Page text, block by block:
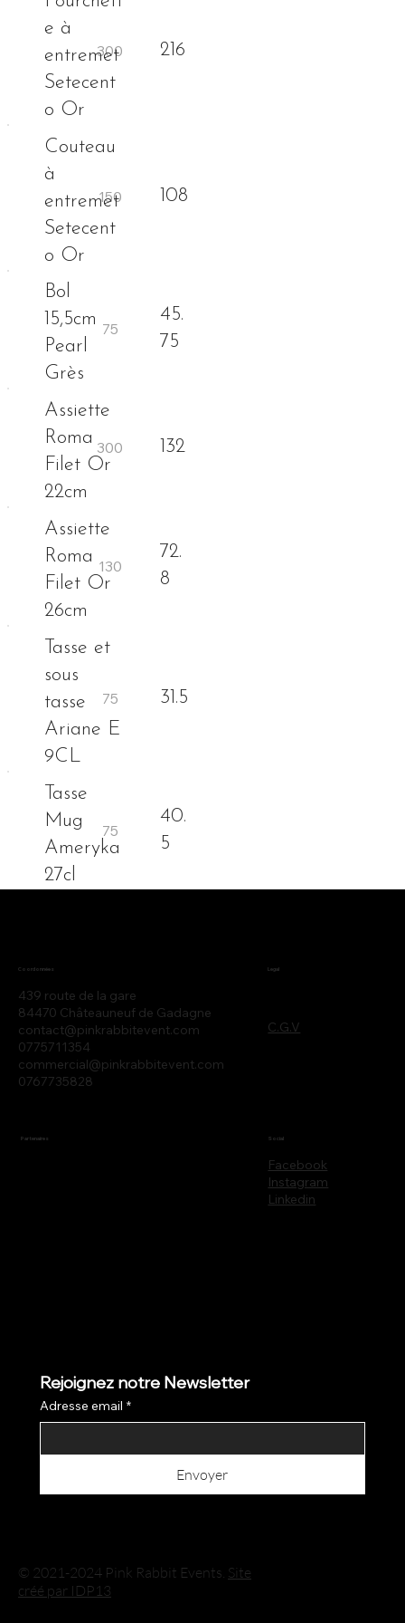
e à
entremet
Setecent
o Or
216
Couteau
à
entremet
Setecent
o Or
108
Bol
15,5cm
Pearl
Grès
45.
75
Assiette
Roma
Filet Or
22cm
132
Assiette
Roma
Filet Or
26cm
72.
8
Tasse et
sous
tasse
Ariane E
9CL
31.5
Tasse
Mug
Ameryka
27cl
40.
5
439 route de la gare
84470 Châteauneuf de Gadagne
contact@pinkrabbitevent.com
0775711354
commercial@pinkrabbitevent.com
0767735828
Coordonnées
C.G.V
Legal
Partenaires
Facebook
Instagram
Linkedin
Social
Rejoignez notre Newsletter
Adresse email *
Envoyer
© 2021-2024 Pink Rabbit Events. Site
créé par IDP13